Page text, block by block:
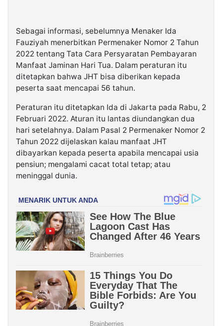
Sebagai informasi, sebelumnya Menaker Ida
Fauziyah menerbitkan Permenaker Nomor 2 Tahun
2022 tentang Tata Cara Persyaratan Pembayaran
Manfaat Jaminan Hari Tua. Dalam peraturan itu
ditetapkan bahwa JHT bisa diberikan kepada
peserta saat mencapai 56 tahun.
Peraturan itu ditetapkan Ida di Jakarta pada Rabu, 2
Februari 2022. Aturan itu lantas diundangkan dua
hari setelahnya. Dalam Pasal 2 Permenaker Nomor 2
Tahun 2022 dijelaskan kalau manfaat JHT
dibayarkan kepada peserta apabila mencapai usia
pensiun; mengalami cacat total tetap; atau
meninggal dunia.